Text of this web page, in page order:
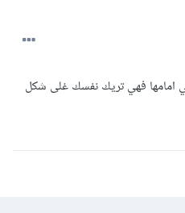
امامها فهي تريك نفسك غلى شكل